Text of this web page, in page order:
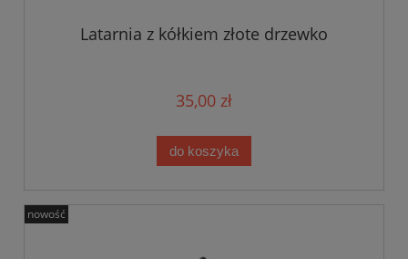
Latarnia z kółkiem złote drzewko
35,00 zł
do koszyka
nowość